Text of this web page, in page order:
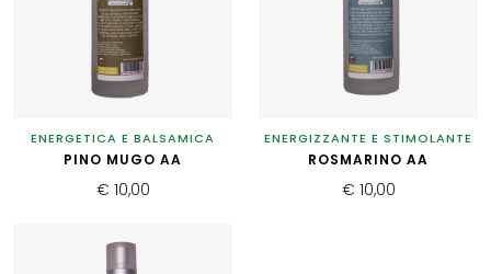
ENERGETICA E BALSAMICA
PINO MUGO AA
€ 10,00
ENERGIZZANTE E STIMOLANTE
ROSMARINO AA
€ 10,00